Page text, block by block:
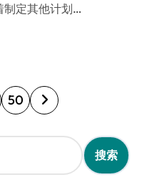
制定其他计划…
50